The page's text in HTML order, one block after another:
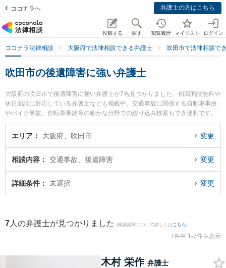
ココナラへ 弁護士の方はこちら
投稿する 探す 閲覧履歴 マイリスト ログイン
ココナラ法律相談 大阪府で法律相談できる弁護士 吹田市で法律相談で
吹田市の後遺障害に強い弁護士
大阪府の吹田市で後遺障害に強い弁護士が7名見つかりました。初回面談無料や
休日面談に対応している弁護士なども掲載中。交通事故に関係する自動車事故
やバイク事故、自転車事故等の細かな分野での絞り込み検索もでき便利です。
特に吹田総合法律事務所の木村 栄作弁護士やクラルス法律会計事務所の久保 勇
二弁護士、大永法律事務所の大永 祐希弁護士のプロフィール情報や弁護士費
豊富な近くの弁護士を検索したい』『初回相談無料で後遺障害を法律相談でき
る吹田市内の弁護士に相談予約したい』などでお困りの相談者さんにおすすめ
です。
エリア 大阪府、吹田市 変更
相談内容 交通事故、後遺障害 変更
詳細条件 未選択 変更
7 人の弁護士が見つかりました (検索結果について詳しくは こちら)
7件中 1-7件を表示
木村 栄作 弁護士